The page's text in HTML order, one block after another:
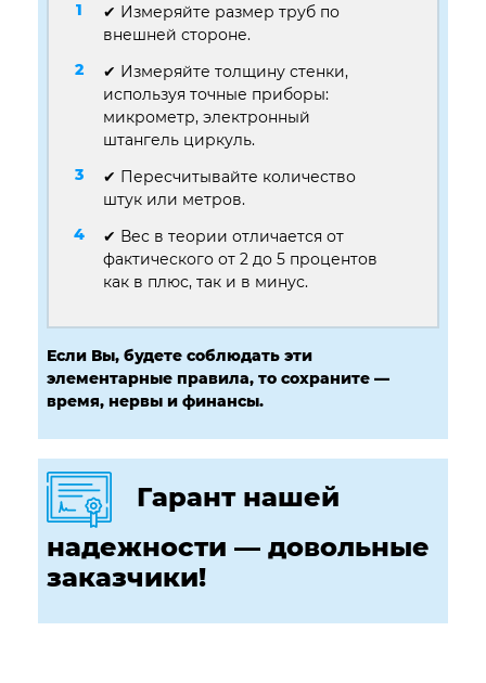
✔ Измеряйте размер труб по
внешней стороне.
✔ Измеряйте толщину стенки,
используя точные приборы:
микрометр, электронный
штангель циркуль.
✔ Пересчитывайте количество
штук или метров.
✔ Вес в теории отличается от
фактического от 2 до 5 процентов
как в плюс, так и в минус.
Если Вы, будете соблюдать эти
элементарные правила, то сохраните —
время, нервы и финансы.
Гарант нашей
надежности — довольные
заказчики!